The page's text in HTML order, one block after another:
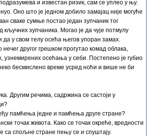
и известан ризик, сам се уплео у њу.
Оно што је једном добило замајац није могуће
сваке сумње постао један зупчаник тог
зупчаника. Могао је да чује потмулу
да у свом телу осећа његов упоран замах.
нечег другог грешком прогутао комад облака,
узнемирених осећања у себи. Постепено је губио
бесмислено време усред ноћи и више не би
Другим речима, садржина се састоји у
памћења једне и памћења друге стране?
точак живота. Како се точак окреће, вредности
са спољне стране пењу се и спуштају.